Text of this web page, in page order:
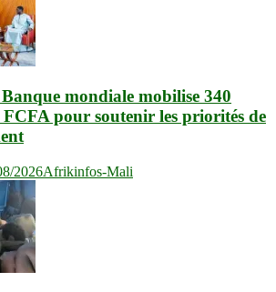
mondiale mobilise 340
pour soutenir les priorités de
2026Afrikinfos-Mali